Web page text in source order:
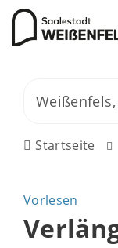
Startseite
Vorlesen